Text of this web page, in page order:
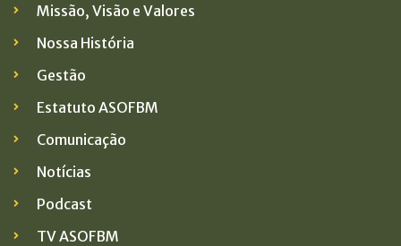
Missão, Visão e Valores
Nossa História
Gestão
Estatuto ASOFBM
Comunicação
Notícias
Podcast
TV ASOFBM